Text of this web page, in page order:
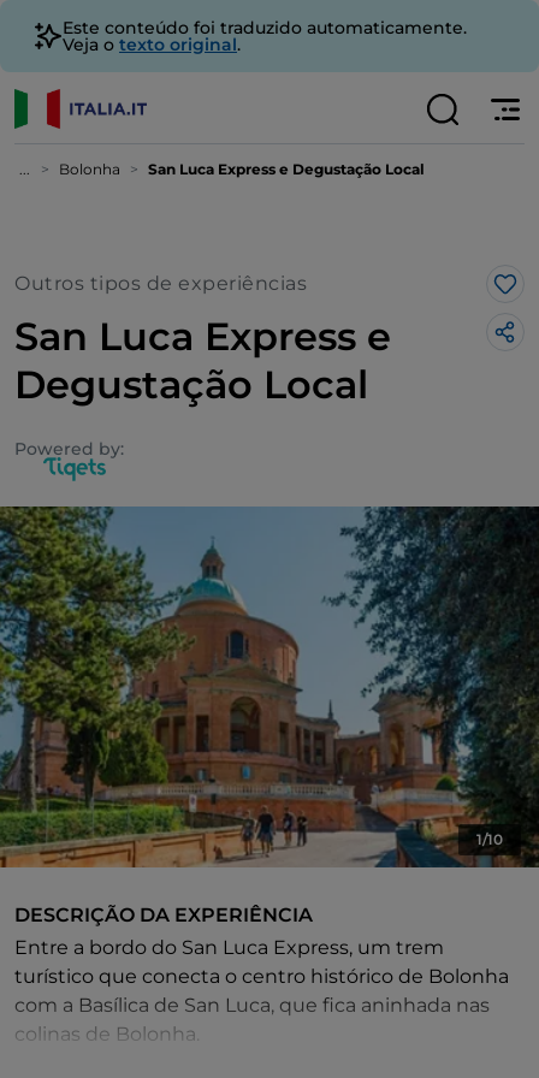
Este conteúdo foi traduzido automaticamente.
Veja o texto original.
... Bolonha San Luca Express e Degustação Local
Outros tipos de experiências
San Luca Express e
Degustação Local
Powered by:
1/10
DESCRIÇÃO DA EXPERIÊNCIA
Entre a bordo do San Luca Express, um trem
turístico que conecta o centro histórico de Bolonha
com a Basílica de San Luca, que fica aninhada nas
colinas de Bolonha.